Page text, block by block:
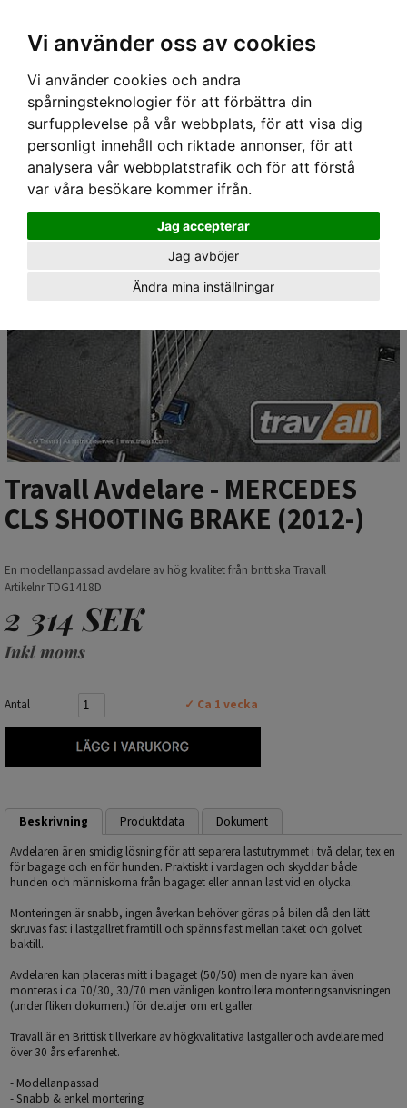
Vi använder oss av cookies
Vi använder cookies och andra
spårningsteknologier för att förbättra din
surfupplevelse på vår webbplats, för att visa dig
personligt innehåll och riktade annonser, för att
analysera vår webbplatstrafik och för att förstå
var våra besökare kommer ifrån.
Jag accepterar
Jag avböjer
Ändra mina inställningar
Hem›Lastgaller/ Skyddsgaller› Travall Avdelare - MERCEDES CLS SHOOTING BRAKE
(2012-)
Travall Avdelare - MERCEDES
CLS SHOOTING BRAKE (2012-)
En modellanpassad avdelare av hög kvalitet från brittiska Travall
Artikelnr TDG1418D
2 314 SEK
Inkl moms
Antal ✓ Ca 1 vecka
Beskrivning Produktdata
Dokument
Avdelaren är en smidig lösning för att separera lastutrymmet i två delar, tex en
för bagage och en för hunden. Praktiskt i vardagen och skyddar både
hunden och människorna från bagaget eller annan last vid en olycka.
Monteringen är snabb, ingen åverkan behöver göras på bilen då den lätt
skruvas fast i lastgallret framtill och spänns fast mellan taket och golvet
baktill.
Avdelaren kan placeras mitt i bagaget (50/50) men de nyare kan även
monteras i ca 70/30, 30/70 men vänligen kontrollera monteringsanvisningen
(under fliken dokument) för detaljer om ert galler.
Travall är en Brittisk tillverkare av högkvalitativa lastgaller och avdelare med
över 30 års erfarenhet.
- Modellanpassad
- Snabb & enkel montering